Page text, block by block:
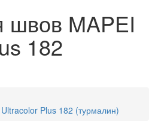
швов MAPEI
182
Plus 182 (турмалин)